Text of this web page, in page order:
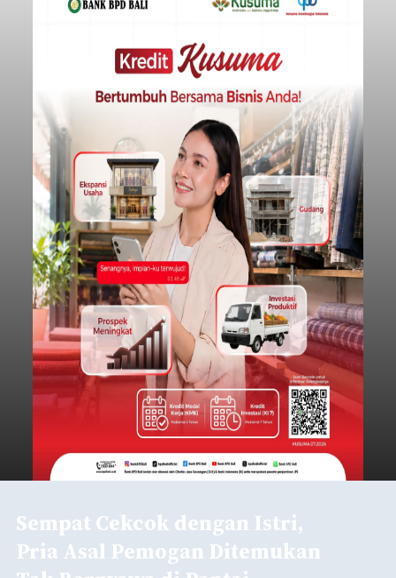
Sempat Cekcok dengan Istri,
Pria Asal Pemogan Ditemukan